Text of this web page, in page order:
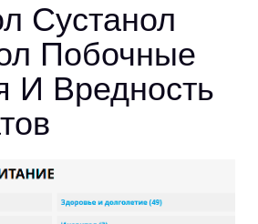
Сустанол
Побочные
И Вредность